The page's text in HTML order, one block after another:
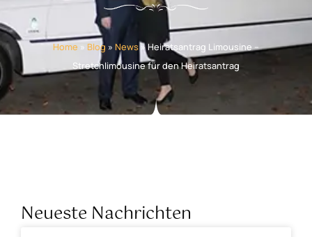
Home » Blog » News»Heiratsantrag Limousine –
Stretchlimousine für den Heiratsantrag
Neueste Nachrichten